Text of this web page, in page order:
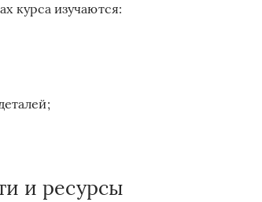
курса изучаются:
и ресурсы